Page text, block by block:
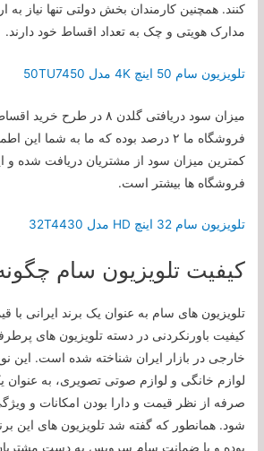
کنند. همچنین کارمندان بخش دولتی تنها نیاز به
مدارک هویتی و چک به تعداد اقساط خود دارند.
تلویزیون سام 50 اینچ 4K مدل 50TU7450
میزان سود دریافتی گلدن ۸ در
فروشگاه ما ۲ درصد بوده که ما به شما
کمترین میزان سود از مشتریان دریافت شده و
فروشگاه ها بیشتر است.
تلویزیون سام 32 اینچ HD مدل 32T4430
کیفیت تلویزیون سام
تلویزیون های سام به عنوان یک برند ایرانی با
کیفیت باورنکردنی در دسته تلویزیون های
خارجی در بازار ایران شناخته شده است. این نوع
لوازم خانگی و لوازم صوتی تصویری، به عنوان
صرفه از نظر قیمت و دارا بودن امکانات و
شود. همانطور که گفته شد تلویزیون های این
بوده و با ضمانت سام سرویس به دست